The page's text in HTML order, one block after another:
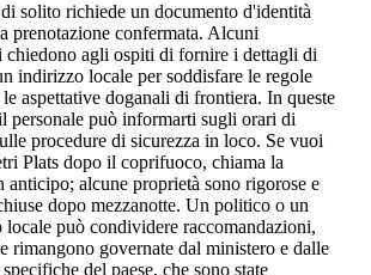
solito richiede un documento d'identità
prenotazione confermata. Alcuni
chiedono agli ospiti di fornire i dettagli di
indirizzo locale per soddisfare le regole
le aspettative doganali di frontiera. In queste
personale può informarti sugli orari di
procedure di sicurezza in loco. Se vuoi
Plats dopo il coprifuoco, chiama la
anticipo; alcune proprietà sono rigorose e
dopo mezzanotte. Un politico o un
può condividere raccomandazioni,
rimangono governate dal ministero e dalle
del paese, che sono state